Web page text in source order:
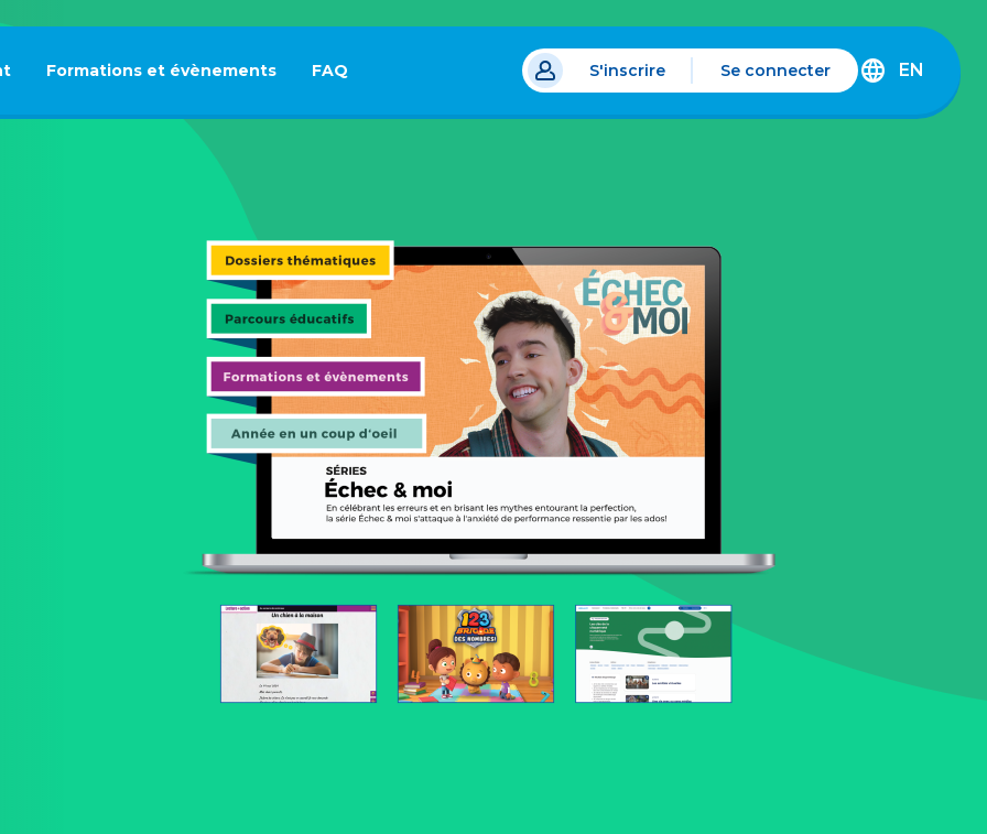
Formations et évènements FAQ
Ce lien s'ouvrira dans un nouvel onglet.
S'inscrire Se connecter
DISCOVER
EN